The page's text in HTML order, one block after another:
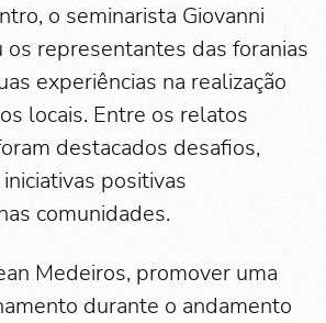
o seminarista Giovanni
os representantes das foranias
experiências na realização
locais. Entre os relatos
destacados desafios,
positivas
comunidades.
Medeiros, promover uma
durante o andamento